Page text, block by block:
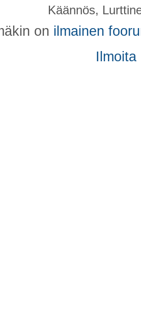
Käännös,
on ilmainen